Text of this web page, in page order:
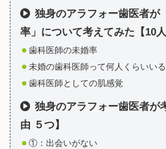
独身のアラフォー歯医者が
率」について考えてみた【10
歯科医師の未婚率
未婚の歯科医師って何人くらいい
歯科医師としての肌感覚
独身のアラフォー歯医者が
由 ５つ】
①：出会いがない